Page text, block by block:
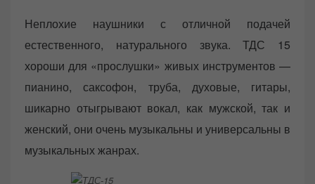
Неплохие наушники с отличной подачей
естественного, натурального звука. ТДС 15
хороши для «прослушки» живых инструментов —
пианино, саксофон, труба, духовые, гитары,
шикарно отыгрывают вокал, как мужской, так и
женский, они очень музыкальны и универсальны в
музыкальных жанрах.